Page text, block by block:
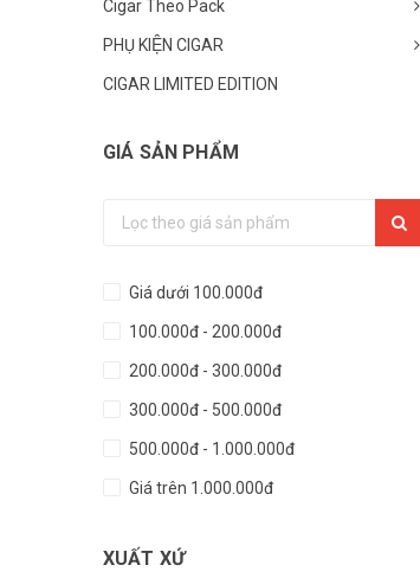
Cigar Theo Pack
PHỤ KIỆN CIGAR
CIGAR LIMITED EDITION
GIÁ SẢN PHẨM
Giá dưới 100.000đ
100.000đ - 200.000đ
200.000đ - 300.000đ
300.000đ - 500.000đ
500.000đ - 1.000.000đ
Giá trên 1.000.000đ
XUẤT XỨ